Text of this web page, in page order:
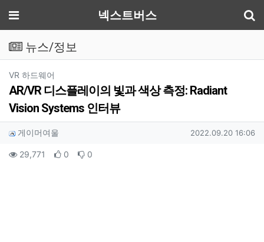
메뉴 넥스트버스
뉴스/정보
VR 하드웨어
AR/VR 디스플레이의 빛과 색상 측정: Radiant
Vision Systems 인터뷰
작성자 정보
게이머여울 작성일
2022.09.20 16:06
컨텐츠 정보
29,771 조회 0 추천 0